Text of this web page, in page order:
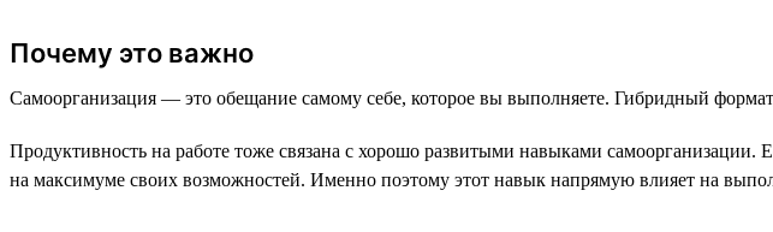
Почему это важно
Самоорганизация — это обещание самому себе, которое вы выполняете. Гибридный
Продуктивность на работе тоже связана с хорошо развитыми навыками самоорганизации.
на максимуме своих возможностей. Именно поэтому этот навык напрямую влияет на